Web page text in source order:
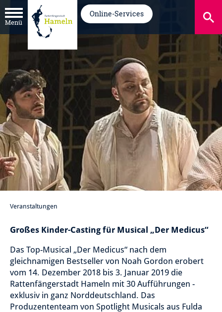
Menü
Online-Services
Veranstaltungen
Großes Kinder-Casting für Musical „Der Medicus“
Das Top-Musical „Der Medicus“ nach dem
gleichnamigen Bestseller von Noah Gordon erobert
vom 14. Dezember 2018 bis 3. Januar 2019 die
Rattenfängerstadt Hameln mit 30 Aufführungen -
exklusiv in ganz Norddeutschland. Das
Produzententeam von Spotlight Musicals aus Fulda